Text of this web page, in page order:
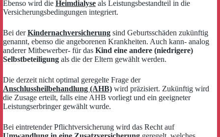
Ebenso wird die Heimdialyse als Leistungsbestandteil in die
Versicherungsbedingungen integriert.
Bei derKindernachversicherung sind Geburtsschäden zukünftig
genannt, ebenso die angeborenen Krankheiten. Auch kann- analog
anderer Mitbewerber- für das Kind eine andere (niedrigere)
Selbstbeteiligung als die der Eltern gewählt werden.
Die derzeit nicht optimal geregelte Frage der
Anschlussheilbehandlung (AHB) wird präzisiert. Zukünftig wird
die Zusage erteilt, falls eine AHB vorliegt und ein geeigneter
Leistungserbringer gewählt wurde.
Bei eintretender Pflichtversicherung wird das Recht auf